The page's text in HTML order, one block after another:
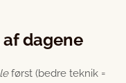
dagene
først (bedre teknik =